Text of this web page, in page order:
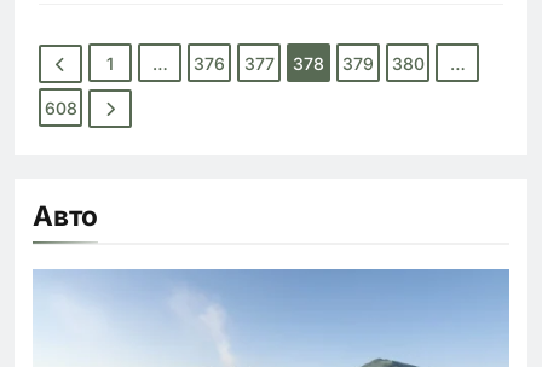
1 … 376 377 378 379 380 …
608
Авто